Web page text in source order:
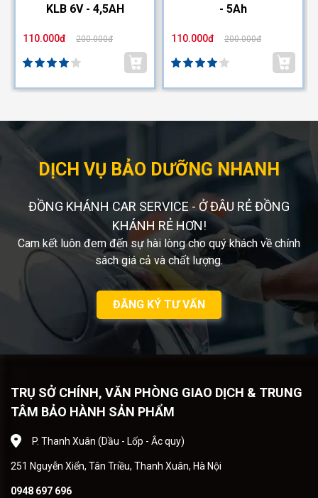
KLB 6V - 4,5AH
110.000đ 200.000đ
- 5Ah
110.000đ 200.000đ
DỊCH VỤ BẢO DƯỠNG NHANH
ĐỒNG KHÁNH CAR SERVICE - Ở ĐÂU RẺ ĐỒNG
KHÁNH RẺ HƠN!
Cam kết luôn đem đến sự hài lòng cho quý khách về chính
sách giá cả và chất lượng.
ĐĂNG KÝ TƯ VẤN
TRỤ SỞ CHÍNH, VĂN PHÒNG GIAO DỊCH & TRUNG
TÂM BẢO HÀNH SẢN PHẨM
P. Thanh Xuân (Dầu - Lốp - Ắc quy)
251 Nguyễn Xiển, Tân Triều, Thanh Xuân, Hà Nội
0948 697 696